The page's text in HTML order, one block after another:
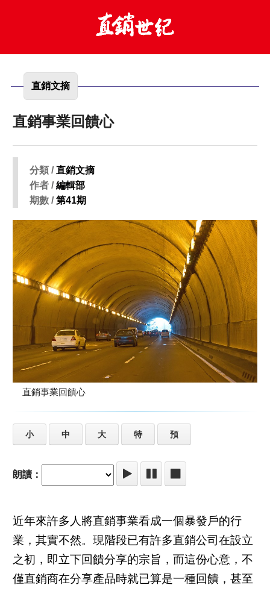
直銷文摘
直銷事業回饋心
分類 /直銷文摘
作者 /編輯部
期數 /第41期
直銷事業回饋心
小 中 大 特 預
朗讀：
近年來許多人將直銷事業看成一個暴發戶的行
業，其實不然。現階段已有許多直銷公司在設立
之初，即立下回饋分享的宗旨，而這份心意，不
僅直銷商在分享產品時就已算是一種回饋，甚至